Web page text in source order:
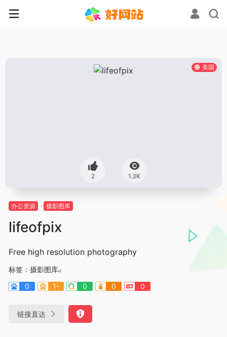
美国
2 1.3K
办公资源 摄影图库
lifeofpix
Free high resolution photography
标签： 摄影图库
0
1- 0 0 0
链接直达